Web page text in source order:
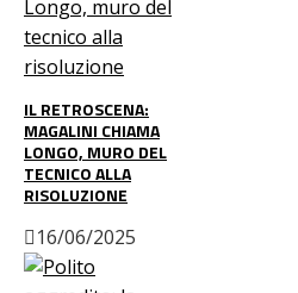
IL RETROSCENA:
MAGALINI CHIAMA
LONGO, MURO DEL
TECNICO ALLA
RISOLUZIONE
16/06/2025